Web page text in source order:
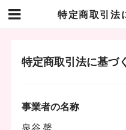
特定商取引法に基づ
事業者の名称
泉谷 馨